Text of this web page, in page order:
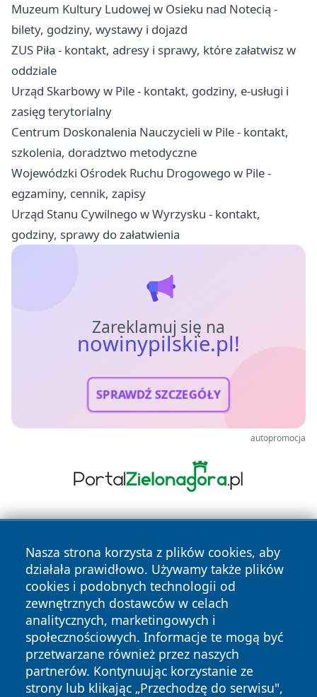
Muzeum Kultury Ludowej w Osieku nad Notecią -
bilety, godziny, wystawy i dojazd
ZUS Piła - kontakt, adresy i sprawy, które załatwisz w
oddziale
Urząd Skarbowy w Pile - kontakt, godziny, e-usługi i
zasięg terytorialny
Centrum Doskonalenia Nauczycieli w Pile - kontakt,
szkolenia, doradztwo metodyczne
Wojewódzki Ośrodek Ruchu Drogowego w Pile -
egzaminy, cennik, zapisy
Urząd Stanu Cywilnego w Wyrzysku - kontakt,
godziny, sprawy do załatwienia
Zareklamuj się na
nowinypilskie.pl!
SPRAWDŹ SZCZEGÓŁY
autopromocja
Nasza strona korzysta z plików cookies, aby
działała prawidłowo. Używamy także plików
cookies i podobnych technologii od
zewnętrznych dostawców w celach
analitycznych, marketingowych i
społecznościowych. Informacje te mogą być
przetwarzane również przez naszych
partnerów. Kontynuując korzystanie ze
strony lub klikając „Przechodzę do serwisu",
Copyright © 2026 nowinypilskie.pl Wszystkie prawa
zastrzeżone.
News Autorzy
Polityka
Prywatności
Polityka
Cookies